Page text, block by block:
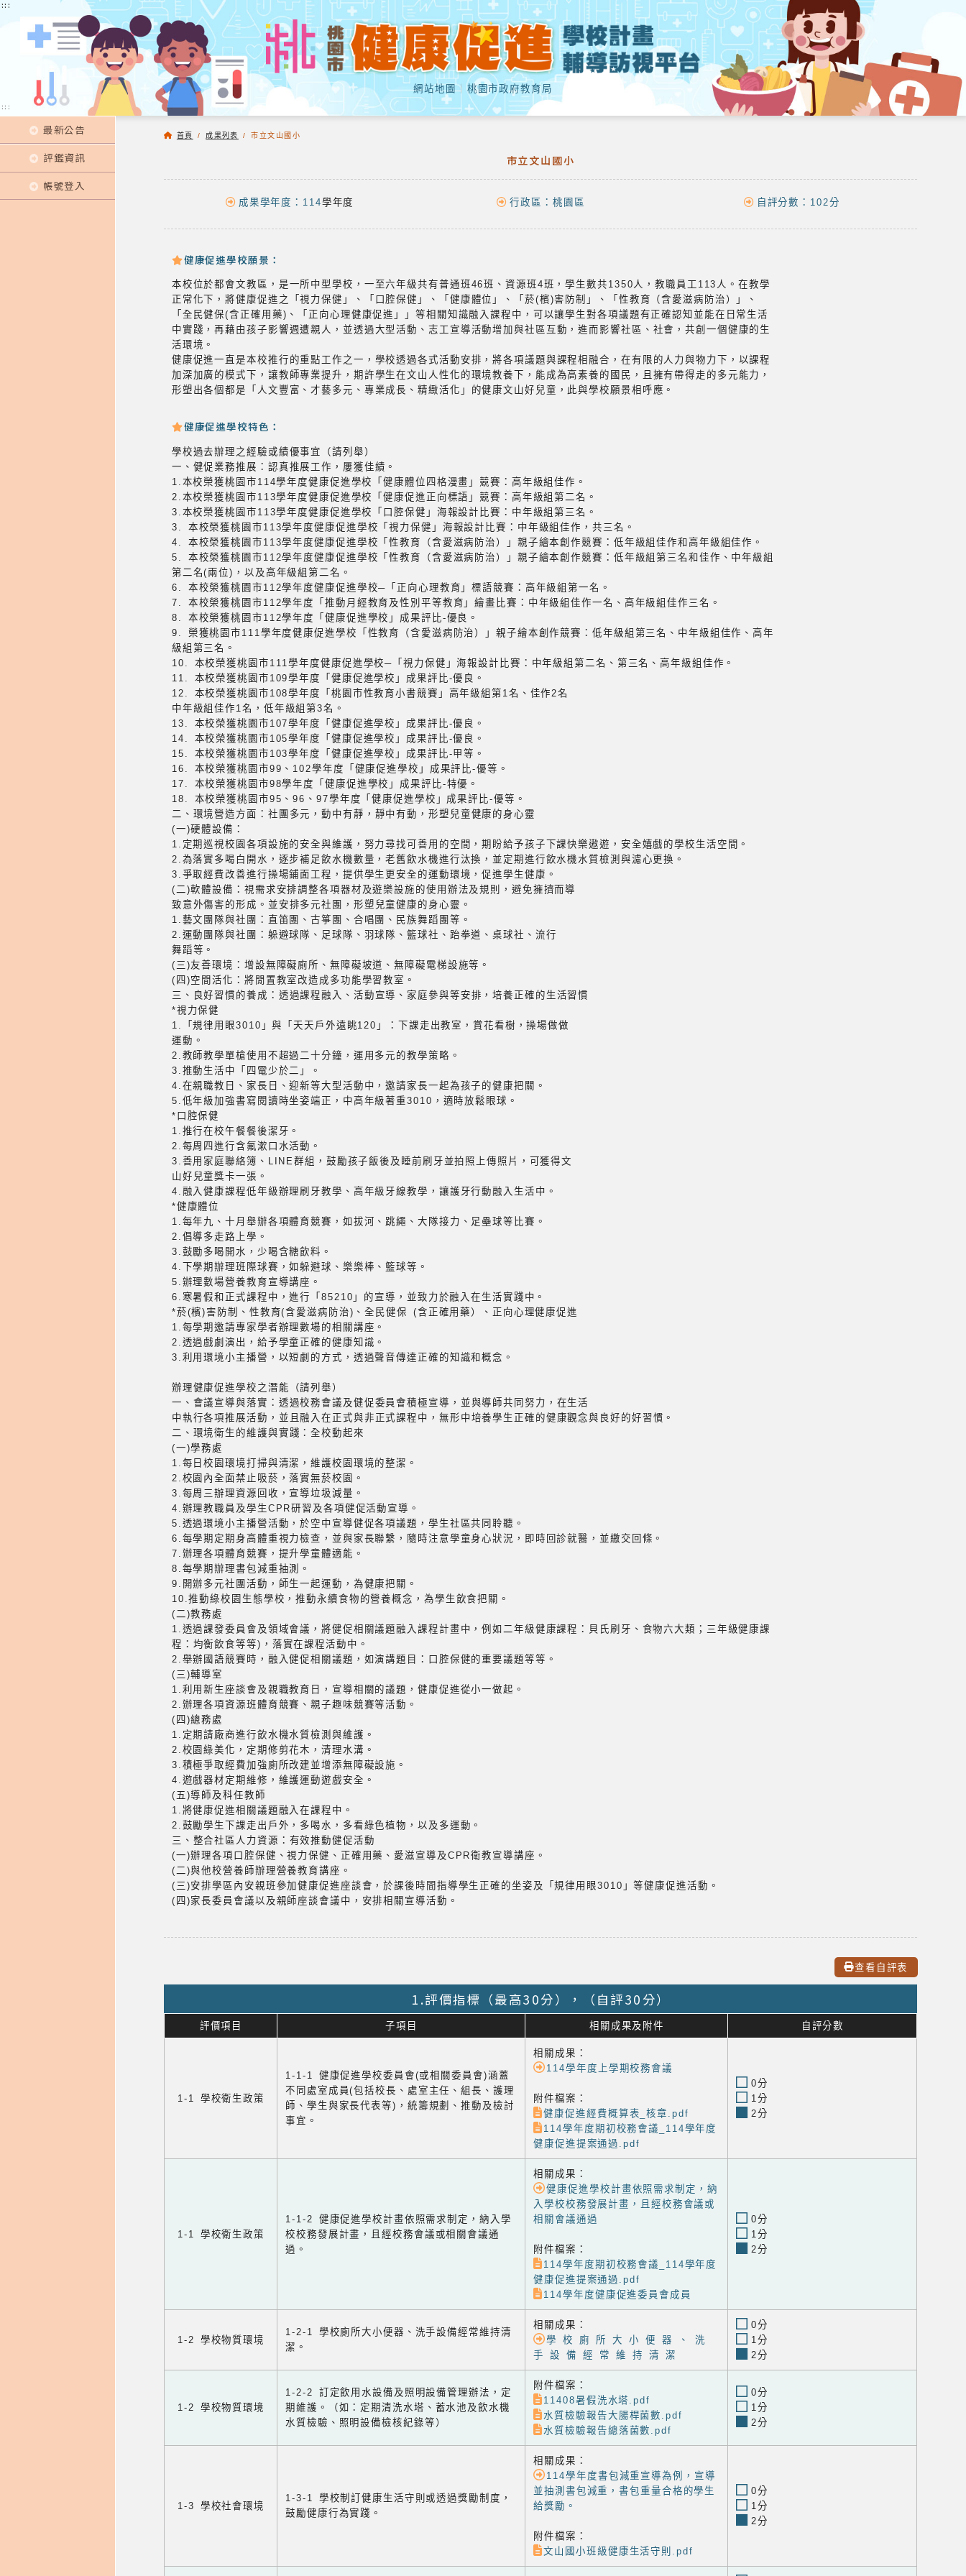
:::
網站地圖｜ 桃園市政府教育局
:::
最新公告
評鑑資訊
帳號登入
首頁 /成果列表 / 市立文山國小
市立文山國小
成果學年度：114學年度 行政區： 桃園區 自評分數： 102分
健康促進學校願景：
本校位於都會文教區，是一所中型學校，一至六年級共有普通班46班、資源班4班，學生數共1350人，教職員工113人。在教學
正常化下，將健康促進之「視力保健」、「口腔保健」、「健康體位」、「菸(檳)害防制」、「性教育（含愛滋病防治）」、
「全民健保(含正確用藥)、「正向心理健康促進」」等相關知識融入課程中，可以讓學生對各項議題有正確認知並能在日常生活
中實踐，再藉由孩子影響週遭親人，並透過大型活動、志工宣導活動增加與社區互動，進而影響社區、社會，共創一個健康的生
活環境。
健康促進一直是本校推行的重點工作之一，學校透過各式活動安排，將各項議題與課程相融合，在有限的人力與物力下，以課程
加深加廣的模式下，讓教師專業提升，期許學生在文山人性化的環境教養下，能成為高素養的國民，且擁有帶得走的多元能力，
形塑出各個都是「人文豐富、才藝多元、專業成長、精緻活化」的健康文山好兒童，此與學校願景相呼應。
健康促進學校特色：
學校過去辦理之經驗或績優事宜（請列舉）
一、健促業務推展：認真推展工作，屢獲佳績。
1.本校榮獲桃園市114學年度健康促進學校「健康體位四格漫畫」競賽：高年級組佳作。
2.本校榮獲桃園市113學年度健康促進學校「健康促進正向標語」競賽：高年級組第二名。
3.本校榮獲桃園市113學年度健康促進學校「口腔保健」海報設計比賽：中年級組第三名。
3. 本校榮獲桃園市113學年度健康促進學校「視力保健」海報設計比賽：中年級組佳作，共三名。
4. 本校榮獲桃園市113學年度健康促進學校「性教育（含愛滋病防治）」親子繪本創作競賽：低年級組佳作和高年級組佳作。
5. 本校榮獲桃園市112學年度健康促進學校「性教育（含愛滋病防治）」親子繪本創作競賽：低年級組第三名和佳作、中年級組
第二名(兩位)，以及高年級組第二名。
6. 本校榮獲桃園市112學年度健康促進學校─「正向心理教育」標語競賽：高年級組第一名。
7. 本校榮獲桃園市112學年度「推動月經教育及性別平等教育」繪畫比賽：中年級組佳作一名、高年級組佳作三名。
8. 本校榮獲桃園市112學年度「健康促進學校」成果評比-優良。
9. 榮獲桃園市111學年度健康促進學校「性教育（含愛滋病防治）」親子繪本創作競賽：低年級組第三名、中年級組佳作、高年
級組第三名。
10. 本校榮獲桃園市111學年度健康促進學校─「視力保健」海報設計比賽：中年級組第二名、第三名、高年級組佳作。
11. 本校榮獲桃園市109學年度「健康促進學校」成果評比-優良。
12. 本校榮獲桃園市108學年度「桃園市性教育小書競賽」高年級組第1名、佳作2名
中年級組佳作1名，低年級組第3名。
13. 本校榮獲桃園市107學年度「健康促進學校」成果評比-優良。
14. 本校榮獲桃園市105學年度「健康促進學校」成果評比-優良。
15. 本校榮獲桃園市103學年度「健康促進學校」成果評比-甲等。
16. 本校榮獲桃園市99、102學年度「健康促進學校」成果評比-優等。
17. 本校榮獲桃園市98學年度「健康促進學校」成果評比-特優。
18. 本校榮獲桃園市95、96、97學年度「健康促進學校」成果評比-優等。
二、環境營造方面：社團多元，動中有靜，靜中有動，形塑兒童健康的身心靈
(一)硬體設備：
1.定期巡視校園各項設施的安全與維護，努力尋找可善用的空間，期盼給予孩子下課快樂遨遊，安全嬉戲的學校生活空間。
2.為落實多喝白開水，逐步補足飲水機數量，老舊飲水機進行汰換，並定期進行飲水機水質檢測與濾心更換。
3.爭取經費改善進行操場鋪面工程，提供學生更安全的運動環境，促進學生健康。
(二)軟體設備：視需求安排調整各項器材及遊樂設施的使用辦法及規則，避免擁擠而導
致意外傷害的形成。並安排多元社團，形塑兒童健康的身心靈。
1.藝文團隊與社團：直笛團、古箏團、合唱團、民族舞蹈團等。
2.運動團隊與社團：躲避球隊、足球隊、羽球隊、籃球社、跆拳道、桌球社、流行
舞蹈等。
(三)友善環境：增設無障礙廁所、無障礙坡道、無障礙電梯設施等。
(四)空間活化：將閒置教室改造成多功能學習教室。
三、良好習慣的養成：透過課程融入、活動宣導、家庭參與等安排，培養正確的生活習慣
*視力保健
1.「規律用眼3010」與「天天戶外遠眺120」：下課走出教室，賞花看樹，操場做做
運動。
2.教師教學單槍使用不超過二十分鐘，運用多元的教學策略。
3.推動生活中「四電少於二」。
4.在親職教日、家長日、迎新等大型活動中，邀請家長一起為孩子的健康把關。
5.低年級加強書寫閱讀時坐姿端正，中高年級著重3010，適時放鬆眼球。
*口腔保健
1.推行在校午餐餐後潔牙。
2.每周四進行含氟漱口水活動。
3.善用家庭聯絡簿、LINE群組，鼓勵孩子飯後及睡前刷牙並拍照上傳照片，可獲得文
山好兒童獎卡一張。
4.融入健康課程低年級辦理刷牙教學、高年級牙線教學，讓護牙行動融入生活中。
*健康體位
1.每年九、十月舉辦各項體育競賽，如拔河、跳繩、大隊接力、足壘球等比賽。
2.倡導多走路上學。
3.鼓勵多喝開水，少喝含糖飲料。
4.下學期辦理班際球賽，如躲避球、樂樂棒、籃球等。
5.辦理數場營養教育宣導講座。
6.寒暑假和正式課程中，進行「85210」的宣導，並致力於融入在生活實踐中。
*菸(檳)害防制、性教育(含愛滋病防治)、全民健保 (含正確用藥）、正向心理健康促進
1.每學期邀請專家學者辦理數場的相關講座。
2.透過戲劇演出，給予學童正確的健康知識。
3.利用環境小主播營，以短劇的方式，透過聲音傳達正確的知識和概念。
辦理健康促進學校之潛能（請列舉）
一、會議宣導與落實：透過校務會議及健促委員會積極宣導，並與導師共同努力，在生活
中執行各項推展活動，並且融入在正式與非正式課程中，無形中培養學生正確的健康觀念與良好的好習慣。
二、環境衛生的維護與實踐：全校動起來
(一)學務處
1.每日校園環境打掃與清潔，維護校園環境的整潔。
2.校園內全面禁止吸菸，落實無菸校園。
3.每周三辦理資源回收，宣導垃圾減量。
4.辦理教職員及學生CPR研習及各項健促活動宣導。
5.透過環境小主播營活動，於空中宣導健促各項議題，學生社區共同聆聽。
6.每學期定期身高體重視力檢查，並與家長聯繫，隨時注意學童身心狀況，即時回診就醫，並繳交回條。
7.辦理各項體育競賽，提升學童體適能。
8.每學期辦理書包減重抽測。
9.開辦多元社團活動，師生一起運動，為健康把關。
10.推動綠校園生態學校，推動永續食物的營養概念，為學生飲食把關。
(二)教務處
1.透過課發委員會及領域會議，將健促相關議題融入課程計畫中，例如二年級健康課程：貝氏刷牙、食物六大類；三年級健康課
程：均衡飲食等等)，落實在課程活動中。
2.舉辦國語競賽時，融入健促相關議題，如演講題目：口腔保健的重要議題等等。
(三)輔導室
1.利用新生座談會及親職教育日，宣導相關的議題，健康促進從小一做起。
2.辦理各項資源班體育競賽、親子趣味競賽等活動。
(四)總務處
1.定期請廠商進行飲水機水質檢測與維護。
2.校園綠美化，定期修剪花木，清理水溝。
3.積極爭取經費加強廁所改建並增添無障礙設施。
4.遊戲器材定期維修，維護運動遊戲安全。
(五)導師及科任教師
1.將健康促進相關議題融入在課程中。
2.鼓勵學生下課走出戶外，多喝水，多看綠色植物，以及多運動。
三、整合社區人力資源：有效推動健促活動
(一)辦理各項口腔保健、視力保健、正確用藥、愛滋宣導及CPR衛教宣導講座。
(二)與他校營養師辦理營養教育講座。
(三)安排學區內安親班參加健康促進座談會，於課後時間指導學生正確的坐姿及「規律用眼3010」等健康促進活動。
(四)家長委員會議以及親師座談會議中，安排相關宣導活動。
查看自評表
1.評價指標（最高30分），（自評30分）
評價項目 子項目 相關成果及附件 自評分數
1-1 學校衛生政策
1-1-1 健康促進學校委員會(或相關委員會)涵蓋
不同處室成員(包括校長、處室主任、組長、護理
師、學生與家長代表等)，統籌規劃、推動及檢討
事宜。
相關成果：
114學年度上學期校務會議
附件檔案：
健康促進經費概算表_核章.pdf
114學年度期初校務會議_114學年度
健康促進提案通過.pdf
0分
1分
2分
1-1 學校衛生政策
1-1-2 健康促進學校計畫依照需求制定，納入學
校校務發展計畫，且經校務會議或相關會議通
過。
相關成果：
健康促進學校計畫依照需求制定，納
入學校校務發展計畫，且經校務會議或
相關會議通過
附件檔案：
114學年度期初校務會議_114學年度
健康促進提案通過.pdf
114學年度健康促進委員會成員
0分
1分
2分
1-2 學校物質環境
1-2-1 學校廁所大小便器、洗手設備經常維持清
潔。
相關成果：
學 校 廁 所 大 小 便 器 、 洗
手 設 備 經 常 維 持 清 潔
0分
1分
2分
1-2 學校物質環境
1-2-2 訂定飲用水設備及照明設備管理辦法，定
期維護。（如：定期清洗水塔、蓄水池及飲水機
水質檢驗、照明設備檢核紀錄等）
附件檔案：
11408暑假洗水塔.pdf
水質檢驗報告大腸桿菌數.pdf
水質檢驗報告總落菌數.pdf
0分
1分
2分
1-3 學校社會環境
1-3-1 學校制訂健康生活守則或透過獎勵制度，
鼓勵健康行為實踐。
相關成果：
114學年度書包減重宣導為例，宣導
並抽測書包減重，書包重量合格的學生
給獎勵。
附件檔案：
文山國小班級健康生活守則.pdf
0分
1分
2分
:::